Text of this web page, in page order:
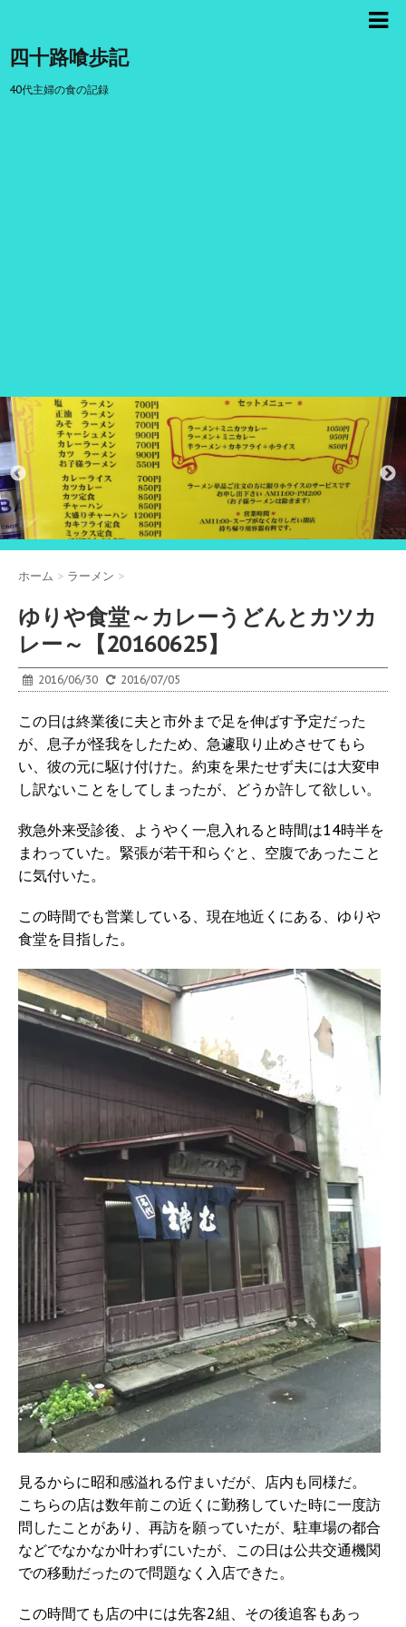
四十路喰歩記
40代主婦の食の記録
ホーム > ラーメン >
ゆりや食堂～カレーうどんとカツカ
レー～【20160625】
2016/06/30 2016/07/05
この日は終業後に夫と市外まで足を伸ばす予定だった
が、息子が怪我をしたため、急遽取り止めさせてもら
い、彼の元に駆け付けた。約束を果たせず夫には大変申
し訳ないことをしてしまったが、どうか許して欲しい。
救急外来受診後、ようやく一息入れると時間は14時半を
まわっていた。緊張が若干和らぐと、空腹であったこと
に気付いた。
この時間でも営業している、現在地近くにある、ゆりや
食堂を目指した。
見るからに昭和感溢れる佇まいだが、店内も同様だ。
こちらの店は数年前この近くに勤務していた時に一度訪
問したことがあり、再訪を願っていたが、駐車場の都合
などでなかなか叶わずにいたが、この日は公共交通機関
での移動だったので問題なく入店できた。
この時間ても店の中には先客2組、その後追客もあっ